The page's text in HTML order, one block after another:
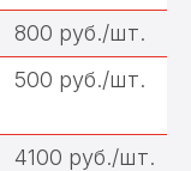
800 руб./шт.
500 руб./шт.
4100 руб./шт.